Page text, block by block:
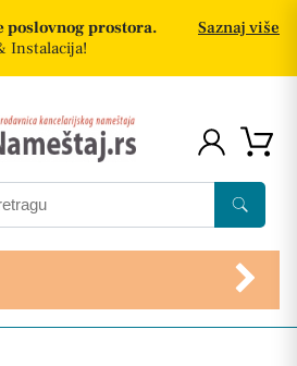
prostora.
Instalacija!
Saznaj više